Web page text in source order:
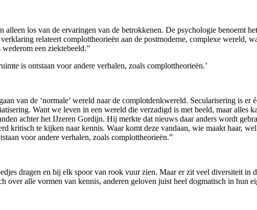
los van de ervaringen van de betrokkenen. De psychologie benoemt
relateert complottheorieën aan de postmoderne, complexe wereld,
een ziektebeeld.”
is ontstaan voor andere verhalen, zoals complottheorieën.’
van de ‘normale’ wereld naar de complotdenkwereld. Secularisering is
Want we leven in een wereld die verzadigd is met beeld, maar alles
achter het IJzeren Gordijn. Hij merkte dat nieuws daar anders wordt
kritisch te kijken naar kennis. Waar komt deze vandaan, wie maakt haar,
voor andere verhalen, zoals complottheorieën.”
dragen en bij elk spoor van rook vuur zien. Maar er zit veel diversiteit in
alle vormen van kennis, anderen geloven juist heel dogmatisch in hun